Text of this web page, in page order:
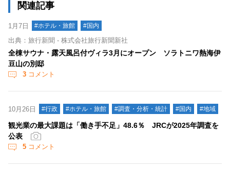
関連記事
1月7日 #ホテル・旅館 #国内
出典：旅行新聞 - 株式会社旅行新聞新社
全棟サウナ・露天風呂付ヴィラ3月にオープン ソラトニワ熱海伊
豆山の別邸
3 コメント
10月26日 #行政 #ホテル・旅館 #調査・分析・統計 #国内 #地域
観光業の最大課題は「働き手不足」48.6％ JRCが2025年調査を
公表
5 コメント